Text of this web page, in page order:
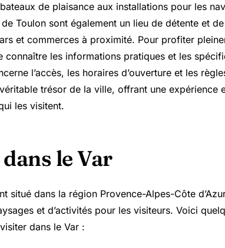
de plaisance aux installations pour les
Toulon sont également un lieu de détente et
et commerces à proximité. Pour profiter
connaître les informations pratiques et les
l’accès, les horaires d’ouverture et les
trésor de la ville, offrant une expérience
les visitent.
le Var
situé dans la région Provence-Alpes-Côte
et d’activités pour les visiteurs. Voici
dans le Var :